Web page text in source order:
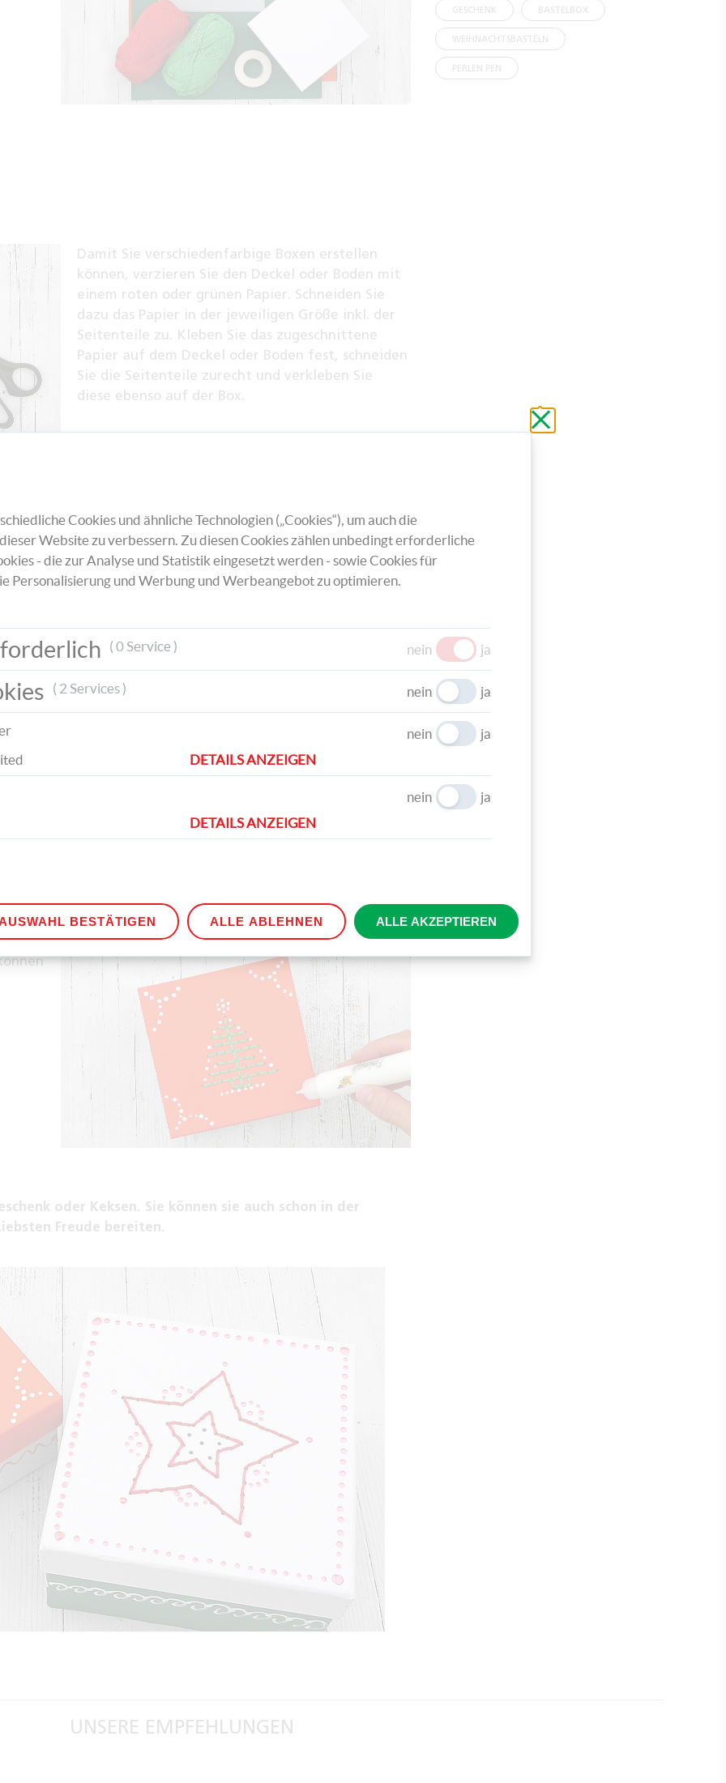
Damit Sie verschiedenfarbige Boxen erstellen
können, verzieren Sie den Deckel oder Boden mit
einem roten oder grünen Papier. Schneiden Sie
dazu das Papier in der jeweiligen Größe inkl. der
Seitenteile zu. Kleben Sie das zugeschnittene
Papier auf dem Deckel oder Boden fest, schneiden
Sie die Seitenteile zurecht und verkleben Sie
diese ebenso auf der Box.
Sie den Faden von unten nach oben durch die
Löcher und erstellen Sie so unterschiedliche
oder Keksen. Sie können sie auch schon in der
Freude bereiten.
GESCHENK BASTELBOX
WEIHNACHTSBASTELN
PERLEN PEN
UNSERE EMPFEHLUNGEN
Schließen
ohne
zu
Cookies und ähnliche Technologien („Cookies“), um auch die
Website zu verbessern. Zu diesen Cookies zählen unbedingt erforderliche
- die zur Analyse und Statistik eingesetzt werden - sowie Cookies für
Personalisierung und Werbung und Werbeangebot zu optimieren.
( 0 Service ) nein ja
( 2 Services ) nein ja
nein
ja
DETAILS ANZEIGEN
nein
ja
DETAILS ANZEIGEN
BESTÄTIGEN ALLE ABLEHNEN ALLE AKZEPTIEREN